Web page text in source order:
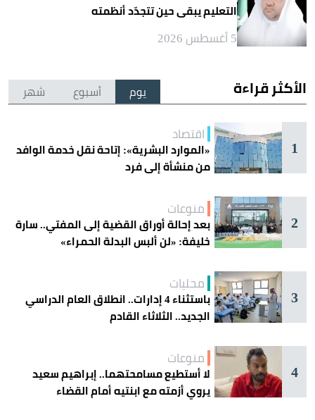
التعليم يبقى حين تتجدّد أنظمته
5 أغسطس 2026
الأكثر قراءة يوم أسبوع شهر
1
اقتصاد
«الموارد البشرية»: إتاحة نقل خدمة الوافد
من منشأة إلى فرد
2
منوعات
بعد إحالة أوراق القضية إلى المفتي.. سارة
خليفة: «لن ألبس البدلة الحمراء»
3
محليات
باستثناء 4 إدارات.. انطلاق العام الدراسي
الجديد.. الثلاثاء القادم
4
منوعات
لا أستطيع مسامحتهما.. إبراهيم سعيد
يروي أزمته مع ابنتيه أمام القضاء